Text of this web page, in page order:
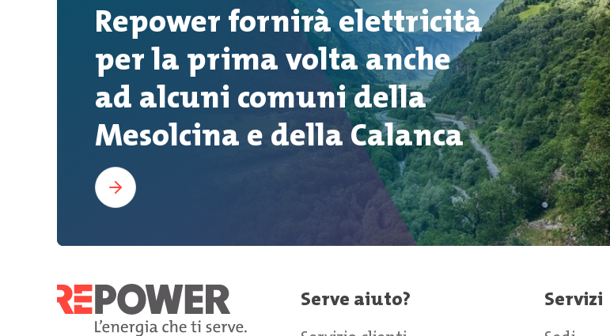
Repower fornirà elettricità
per la prima volta anche
ad alcuni comuni della
Mesolcina e della Calanca
Serve aiuto? Servizi